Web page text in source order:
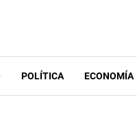
POLÍTICA ECONOMÍA